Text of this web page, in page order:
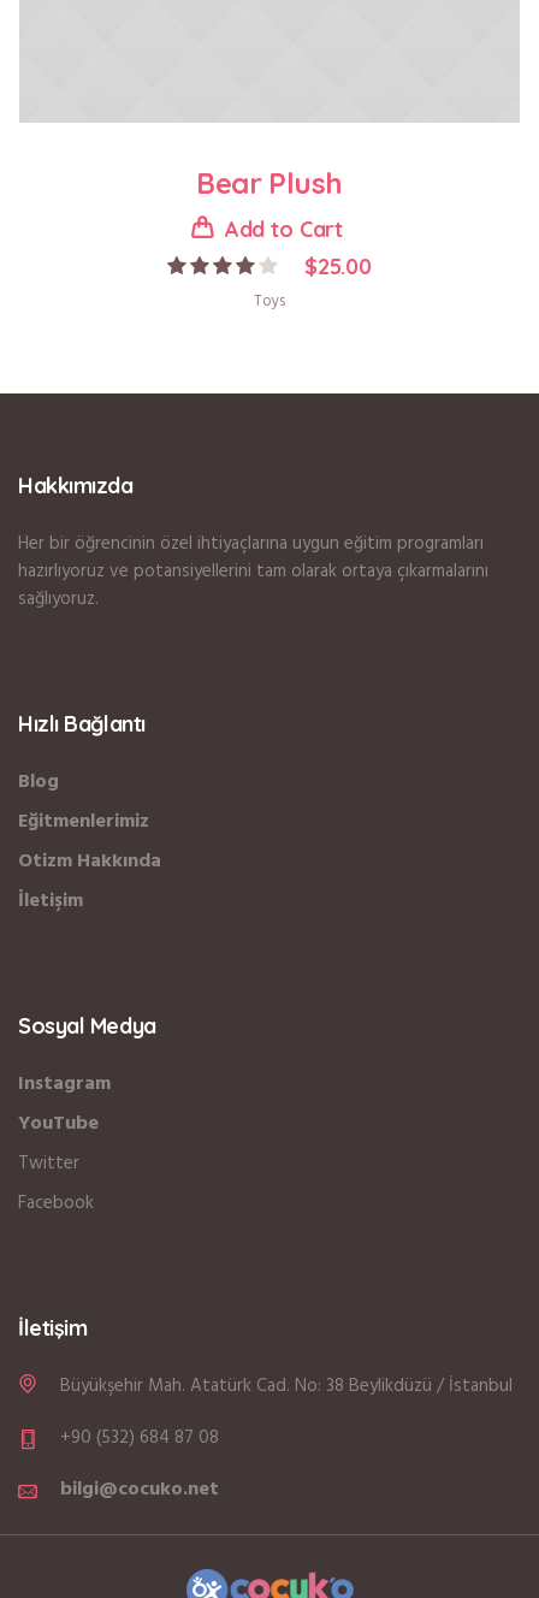
Bear Plush
Add to Cart
$25.00
Toys
Hakkımızda
Her bir öğrencinin özel ihtiyaçlarına uygun eğitim programları
hazırlıyoruz ve potansiyellerini tam olarak ortaya çıkarmalarını
sağlıyoruz.
Hızlı Bağlantı
Blog
Eğitmenlerimiz
Otizm Hakkında
İletişim
Sosyal Medya
Instagram
YouTube
Twitter
Facebook
İletişim
Büyükşehir Mah. Atatürk Cad. No: 38 Beylikdüzü / İstanbul
+90 (532) 684 87 08
bilgi@cocuko.net